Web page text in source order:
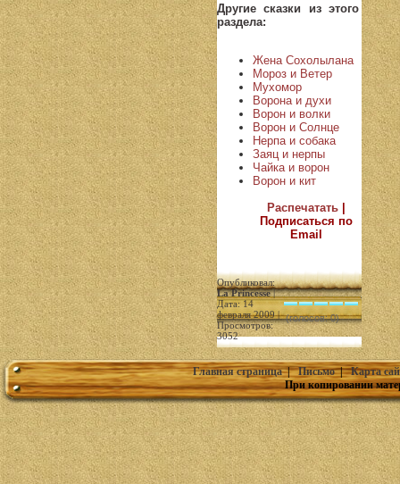
Другие сказки из этого
раздела:
Жена Сохолылана
Мороз и Ветер
Мухомор
Ворона и духи
Ворон и волки
Ворон и Солнце
Нерпа и собака
Заяц и нерпы
Чайка и ворон
Ворон и кит
Распечатать|
Подписаться по
Email
Опубликовал:
La Princesse|
Дата: 14
февраля 2009 |
Просмотров:
3052
(голосов: 0)
Главная страница|Письмо|Карта
При копировании